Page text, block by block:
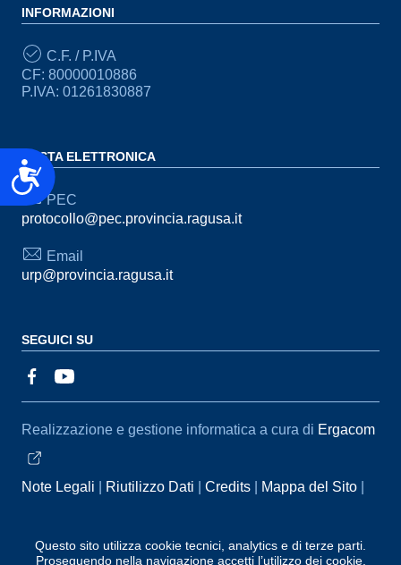
Accessibilità
Questo sito utilizza cookie tecnici, analytics e di terze parti.
Proseguendo nella navigazione accetti l’utilizzo dei cookie.
INFORMAZIONI
C.F. / P.IVA
CF: 80000010886
P.IVA: 01261830887
POSTA ELETTRONICA
PEC
protocollo@pec.provincia.ragusa.it
Email
urp@provincia.ragusa.it
SEGUICI SU
Sezione Link Utili
Realizzazione e gestione informatica a cura di Ergacom
Note Legali Riutilizzo Dati Credits
Mappa del Sito
Segnalazioni
Statistiche accessi Dichiarazione di